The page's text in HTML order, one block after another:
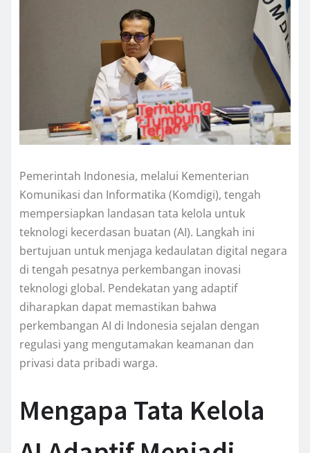
Pemerintah Indonesia, melalui Kementerian
Komunikasi dan Informatika (Komdigi), tengah
mempersiapkan landasan tata kelola untuk
teknologi kecerdasan buatan (AI). Langkah ini
bertujuan untuk menjaga kedaulatan digital negara
di tengah pesatnya perkembangan inovasi
teknologi global. Pendekatan yang adaptif
diharapkan dapat memastikan bahwa
perkembangan AI di Indonesia sejalan dengan
regulasi yang mengutamakan keamanan dan
privasi data pribadi warga.
Mengapa Tata Kelola